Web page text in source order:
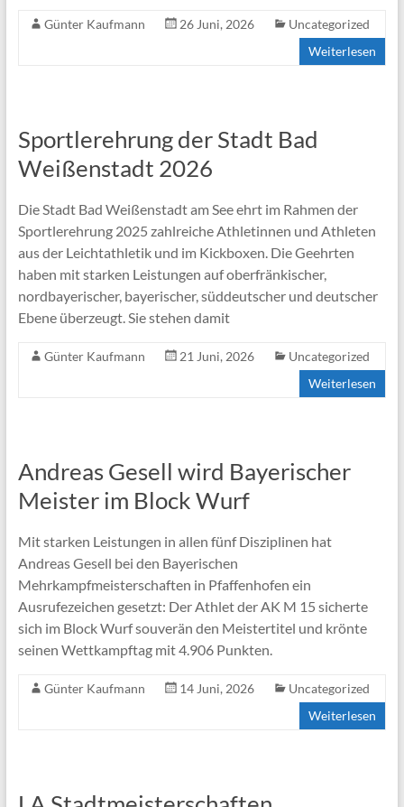
Günter Kaufmann 26 Juni, 2026
Uncategorized
Weiterlesen
Sportlerehrung der Stadt Bad
Weißenstadt 2026
Die Stadt Bad Weißenstadt am See ehrt im Rahmen der
Sportlerehrung 2025 zahlreiche Athletinnen und Athleten
aus der Leichtathletik und im Kickboxen. Die Geehrten
haben mit starken Leistungen auf oberfränkischer,
nordbayerischer, bayerischer, süddeutscher und deutscher
Ebene überzeugt. Sie stehen damit
Günter Kaufmann 21 Juni, 2026
Uncategorized
Weiterlesen
Andreas Gesell wird Bayerischer
Meister im Block Wurf
Mit starken Leistungen in allen fünf Disziplinen hat
Andreas Gesell bei den Bayerischen
Mehrkampfmeisterschaften in Pfaffenhofen ein
Ausrufezeichen gesetzt: Der Athlet der AK M 15 sicherte
sich im Block Wurf souverän den Meistertitel und krönte
seinen Wettkampftag mit 4.906 Punkten.
Günter Kaufmann 14 Juni, 2026
Uncategorized
Weiterlesen